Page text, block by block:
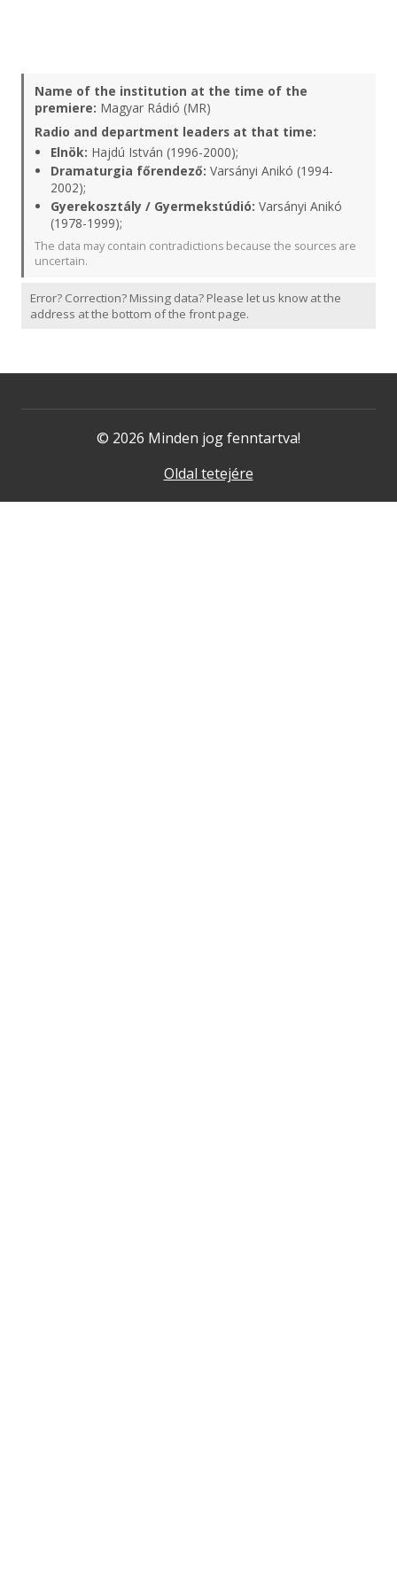
Name of the institution at the time of the
premiere: Magyar Rádió (MR)
Radio and department leaders at that time:
Elnök: Hajdú István (1996-2000);
Dramaturgia főrendező: Varsányi Anikó (1994-
2002);
Gyerekosztály / Gyermekstúdió: Varsányi Anikó
(1978-1999);
The data may contain contradictions because the sources are
uncertain.
Error? Correction? Missing data? Please let us know at the
address at the bottom of the front page.
© 2026 Minden jog fenntartva!
Oldal tetejére